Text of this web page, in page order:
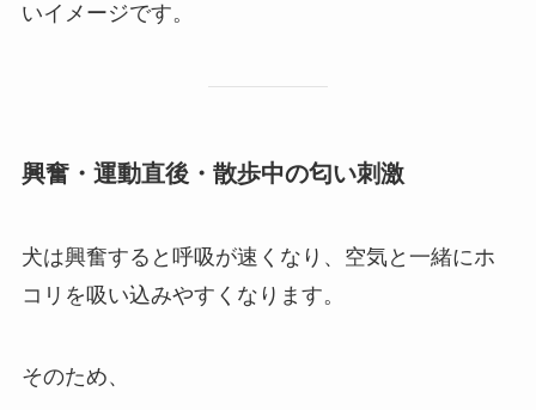
いイメージです。
興奮・運動直後・散歩中の匂い刺激
犬は興奮すると呼吸が速くなり、空気と一緒にホ
コリを吸い込みやすくなります。
そのため、